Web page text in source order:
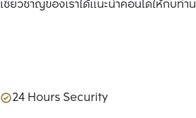
เชี่ยวชาญของเราได้แนะนำคอนโดให้กับท่าน
24 Hours Security